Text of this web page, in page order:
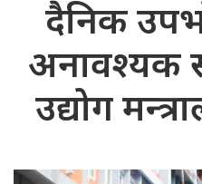
दैनिक
अनावश्यक
उद्योग